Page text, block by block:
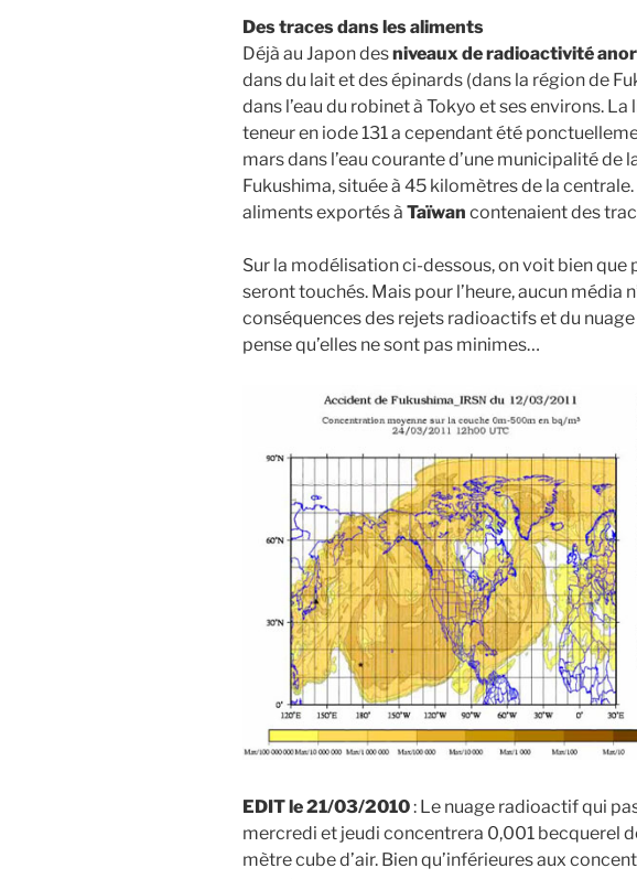
Des traces dans les aliments
Déjà au Japon desniveaux de radioactivité
dans du lait et des épinards (dans la région de
dans l’eau du robinet à Tokyo et ses environs.
teneur en iode 131 a cependant été
mars dans l’eau courante d’une municipalité de
Fukushima, située à 45 kilomètres de la
aliments exportés à Taïwan contenaient des
Sur la modélisation ci-dessous, on voit bien que
seront touchés. Mais pour l’heure, aucun média
conséquences des rejets radioactifs et du nuage
pense qu’elles ne sont pas minimes…
EDIT le 21/03/2010: Le nuage radioactif qui
mercredi et jeudi concentrera 0,001 becquerel
mètre cube d’air. Bien qu’inférieures aux